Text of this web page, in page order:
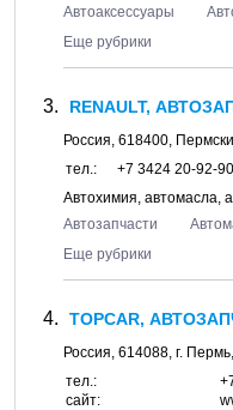
Автоаксессуары
Еще рубрики
RENAULT,
Россия, 618400,
тел.:
+7 3424 20-92-90
Автохимия, автомасла,
Автозапчасти
Еще рубрики
TOPCAR,
Россия, 614088, г. Пермь
тел.:
сайт: